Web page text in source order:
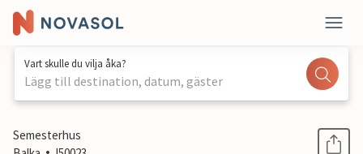
Vart skulle du vilja åka?
Lägg till destination, datum, gäster
1 / 29
Semesterhus